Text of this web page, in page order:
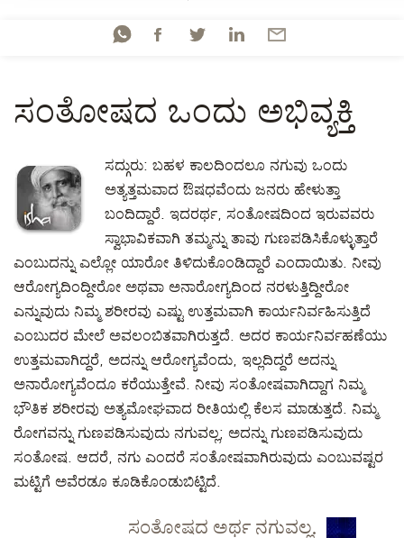
ಸಂತೋಷದ ಒಂದು ಅಭಿವ್ಯಕ್ತಿ
ಸದ್ಗುರು: ಬಹಳ ಕಾಲದಿಂದಲೂ ನಗುವು ಒಂದು
ಅತ್ಯತ್ತಮವಾದ ಔಷಧವೆಂದು ಜನರು ಹೇಳುತ್ತಾ
ಬಂದಿದ್ದಾರೆ. ಇದರರ್ಥ, ಸಂತೋಷದಿಂದ ಇರುವವರು
ಸ್ವಾಭಾವಿಕವಾಗಿ ತಮ್ಮನ್ನು ತಾವು ಗುಣಪಡಿಸಿಕೊಳ್ಳುತ್ತಾರೆ
ಎಂಬುದನ್ನು ಎಲ್ಲೋ ಯಾರೋ ತಿಳಿದುಕೊಂಡಿದ್ದಾರೆ ಎಂದಾಯಿತು. ನೀವು
ಆರೋಗ್ಯದಿಂದ್ದೀರೋ ಅಥವಾ ಅನಾರೋಗ್ಯದಿಂದ ನರಳುತ್ತಿದ್ದೀರೋ
ಎನ್ನುವುದು ನಿಮ್ಮ ಶರೀರವು ಎಷ್ಟು ಉತ್ತಮವಾಗಿ ಕಾರ್ಯನಿರ್ವಹಿಸುತ್ತಿದೆ
ಎಂಬುದರ ಮೇಲೆ ಅವಲಂಬಿತವಾಗಿರುತ್ತದೆ. ಅದರ ಕಾರ್ಯನಿರ್ವಹಣೆಯು
ಉತ್ತಮವಾಗಿದ್ದರೆ, ಅದನ್ನು ಆರೋಗ್ಯವೆಂದು, ಇಲ್ಲದಿದ್ದರೆ ಅದನ್ನು
ಅನಾರೋಗ್ಯವೆಂದೂ ಕರೆಯುತ್ತೇವೆ. ನೀವು ಸಂತೋಷವಾಗಿದ್ದಾಗ ನಿಮ್ಮ
ಭೌತಿಕ ಶರೀರವು ಅತ್ಯಮೋಘವಾದ ರೀತಿಯಲ್ಲಿ ಕೆಲಸ ಮಾಡುತ್ತದೆ. ನಿಮ್ಮ
ರೋಗವನ್ನು ಗುಣಪಡಿಸುವುದು ನಗುವಲ್ಲ; ಅದನ್ನು ಗುಣಪಡಿಸುವುದು
ಸಂತೋಷ. ಆದರೆ, ನಗು ಎಂದರೆ ಸಂತೋಷವಾಗಿರುವುದು ಎಂಬುವಷ್ಟರ
ಮಟ್ಟಿಗೆ ಅವೆರಡೂ ಕೂಡಿಕೊಂಡುಬಿಟ್ಟಿದೆ.
ಸಂತೋಷದ ಅರ್ಥ ನಗುವಲ್ಲ.